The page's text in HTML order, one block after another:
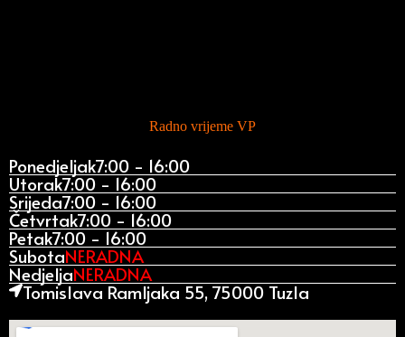
Radno vrijeme VP
Ponedjeljak7:00 - 16:00
Utorak7:00 - 16:00
Srijeda7:00 - 16:00
Četvrtak7:00 - 16:00
Petak7:00 - 16:00
SubotaNERADNA
NedjeljaNERADNA
Tomislava Ramljaka 55, 75000 Tuzla